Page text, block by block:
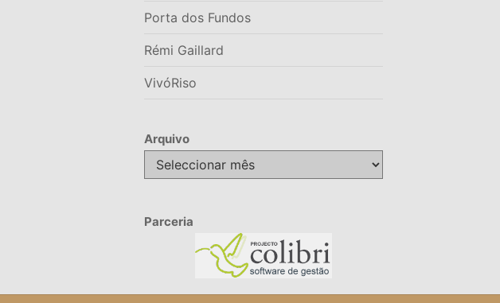
Porta dos Fundos
Rémi Gaillard
VivóRiso
Arquivo
Arquivo
Parceria